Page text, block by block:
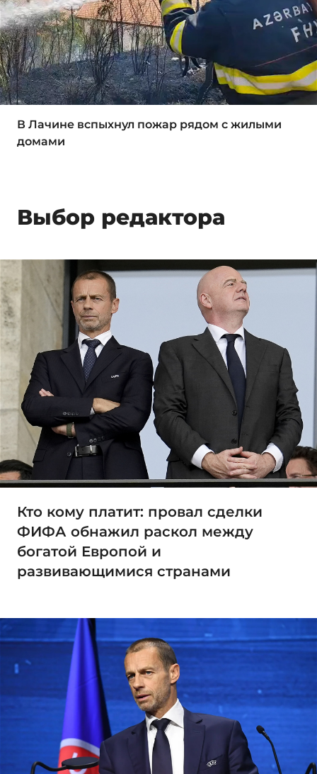
В Лачине вспыхнул пожар рядом с жилыми
домами
Выбор редактора
Кто кому платит: провал сделки
ФИФА обнажил раскол между
богатой Европой и
развивающимися странами